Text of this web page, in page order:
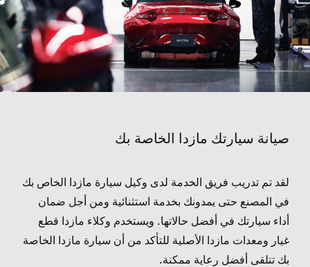
صيانة سيارتك مازدا الخاصة بك
لقد تم تدريب فريق الخدمة لدى وكيل سيارة مازدا الخاص بك
في المصنع حتى يمدونك بخدمة استثنائية ومن أجل ضمان
أداء سيارتك في أفضل حالاتها. ويستخدم وكلاء مازدا قطع
غيار ومعدات مازدا الأصلية للتأكد من أن سيارة مازدا الخاصة
بك تتلقى أفضل رعاية ممكنة.